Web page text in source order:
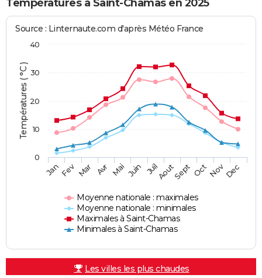
Températures à Saint-Chamas en 2025
Températures ( °C )
Source : Linternaute.com d'après Météo France
Moyenne nationale : maximales
Moyenne nationale : minimales
Maximales à Saint-Chamas
Minimales à Saint-Chamas
JanFev Mar Avr Mai Juin JuilAoutSept OctNovDec
0
10
20
30
40
Les villes les plus chaudes